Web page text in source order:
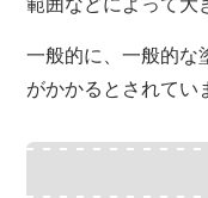
範囲などによって大
一般的に、一般的な
がかかるとされてい